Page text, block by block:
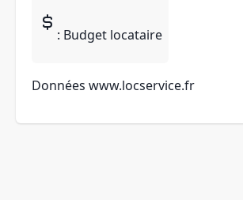
: Budget locataire
Données www.locservice.fr